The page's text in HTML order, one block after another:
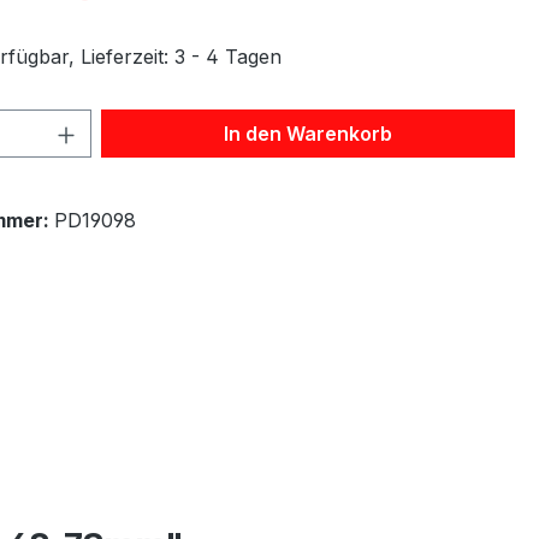
Lieferzeit: 3 - 4 Tagen
Anzahl: Gib den gewünschten Wert
In den Warenkorb
PD19098